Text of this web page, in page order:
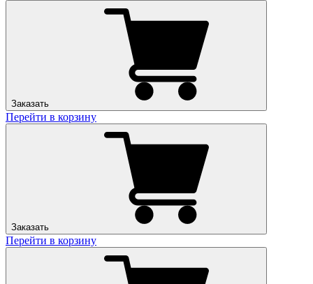
Заказать
Перейти в корзину
Заказать
Перейти в корзину